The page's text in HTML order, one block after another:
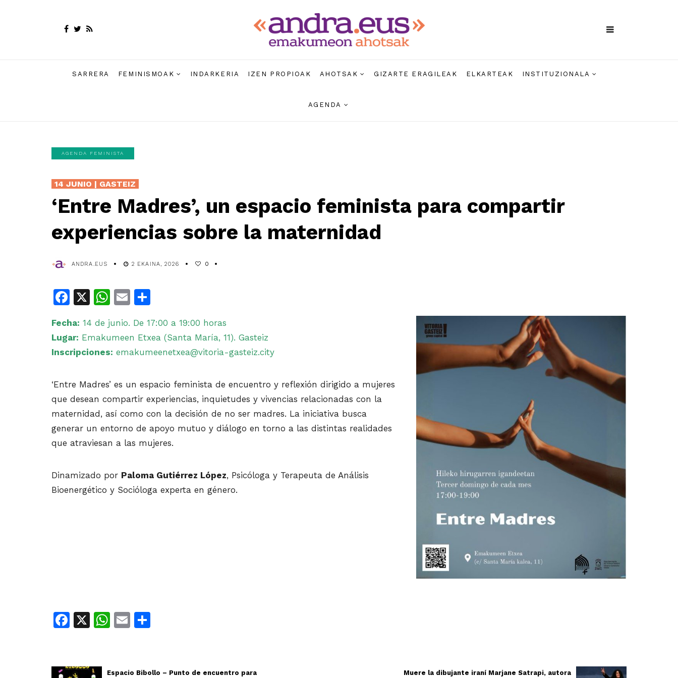
SARRERA FEMINISMOAK INDARKERIA IZEN PROPIOAK AHOTSAK GIZARTE ERAGILEAK ELKARTEAK INSTITUZIONALA
AGENDA
AGENDA FEMINISTA
14 JUNIO | GASTEIZ
‘Entre Madres’, un espacio feminista para compartir
experiencias sobre la maternidad
ANDRA.EUS 2 EKAINA, 2026 0
Facebook
X WhatsApp
Email
Fecha: 14 de junio. De 17:00 a 19:00 horas
Lugar: Emakumeen Etxea (Santa María, 11). Gasteiz
Inscripciones: emakumeenetxea@vitoria-gasteiz.city
‘Entre Madres’ es un espacio feminista de encuentro y reflexión dirigido a mujeres
que desean compartir experiencias, inquietudes y vivencias relacionadas con la
maternidad, así como con la decisión de no ser madres. La iniciativa busca
generar un entorno de apoyo mutuo y diálogo en torno a las distintas realidades
que atraviesan a las mujeres.
Dinamizado por Paloma Gutiérrez López, Psicóloga y Terapeuta de Análisis
Bioenergético y Socióloga experta en género.
Facebook
X WhatsApp
Email
Espacio Bibollo – Punto de encuentro para
Muere la dibujante iraní Marjane Satrapi, autora